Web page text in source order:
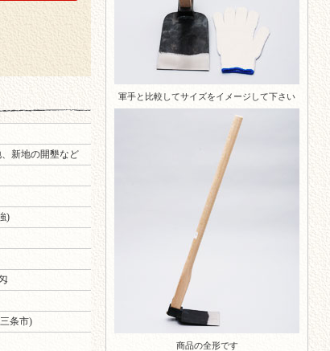
新地の開墾など
)
条市)
軍手と比較してサイズをイメージして下さい
商品の全形です